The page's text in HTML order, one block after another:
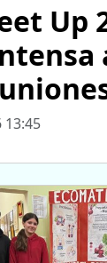
Up
13:45